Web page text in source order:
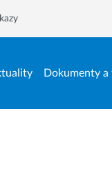
Dokumenty